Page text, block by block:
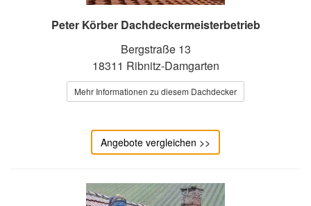
Peter Körber Dachdeckermeisterbetrieb
Bergstraße 13
18311 Ribnitz-Damgarten
Mehr Informationen zu diesem Dachdecker
Angebote vergleichen >>